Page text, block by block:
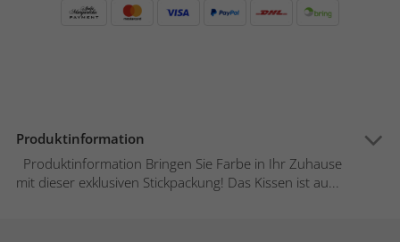
Produktinformation
Produktinformation Bringen Sie Farbe in Ihr Zuhause
mit dieser exklusiven Stickpackung! Das Kissen ist au...